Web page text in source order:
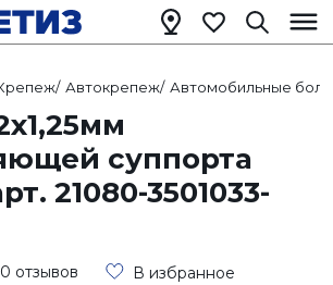
/ Автокрепеж/ Автомобильные
суппорта
21080-3501033-
0 отзывов В избранное